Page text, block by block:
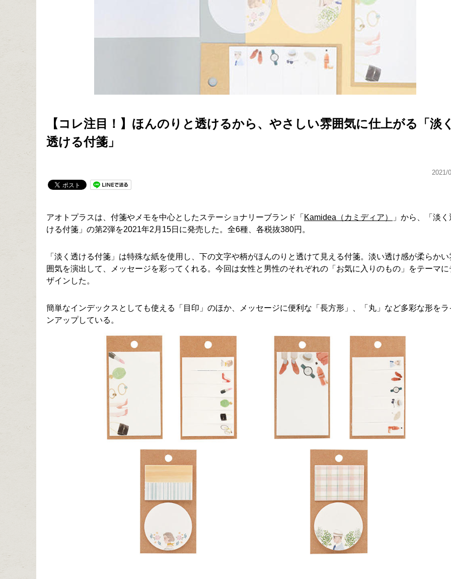
【コレ注目！】ほんのりと透けるから、やさしい雰囲気に仕上がる「淡
透ける付箋」
2021/
アオトプラスは、付箋やメモを中心としたステーショナリーブランド「 Kamidea（カミディア）
」から、「淡く
ける付箋」の第2弾を2021年2月15日に発売した。全6種、各税抜380円。
「淡く透ける付箋」は特殊な紙を使用し、下の文字や柄がほんのりと透けて見える付箋。淡い透け感が柔らかい
囲気を演出して、メッセージを彩ってくれる。今回は女性と男性のそれぞれの「お気に入りのもの」をテーマに
ザインした。
簡単なインデックスとしても使える「目印」のほか、メッセージに便利な「長方形」、「丸」など多彩な形をラ
ンアップしている。